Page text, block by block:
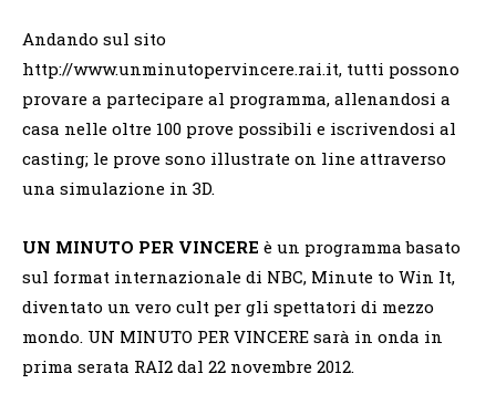
Andando sul sito
http://www.unminutopervincere.rai.it, tutti possono
provare a partecipare al programma, allenandosi a
casa nelle oltre 100 prove possibili e iscrivendosi al
casting; le prove sono illustrate on line attraverso
una simulazione in 3D.
UN MINUTO PER VINCERE è un programma basato
sul format internazionale di NBC, Minute to Win It,
diventato un vero cult per gli spettatori di mezzo
mondo. UN MINUTO PER VINCERE sarà in onda in
prima serata RAI2 dal 22 novembre 2012.